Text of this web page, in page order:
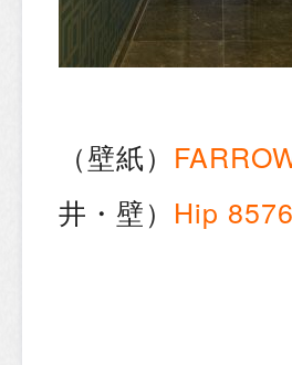
（壁紙）
井・壁） Hip